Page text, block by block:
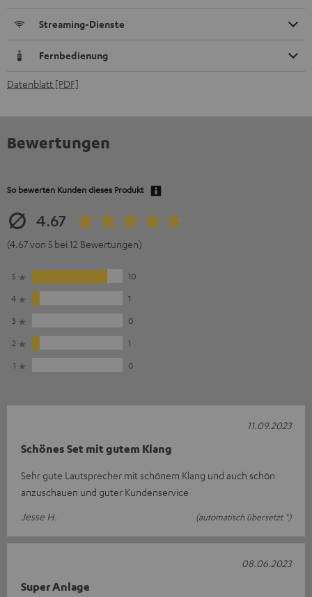
Streaming-Dienste
Fernbedienung
Datenblatt [PDF]
Bewertungen
So bewerten Kunden dieses Produkt
4.67
(4.67 von 5 bei 12 Bewertungen)
5
10
4
1
3
0
2
1
1
0
Schönes Set mit gutem Klang
Sehr gute Lautsprecher mit schönem Klang und auch schön
anzuschauen und guter Kundenservice
Jesse H.
(automatisch übersetzt *)
11.09.2023
Super Anlage
08.06.2023